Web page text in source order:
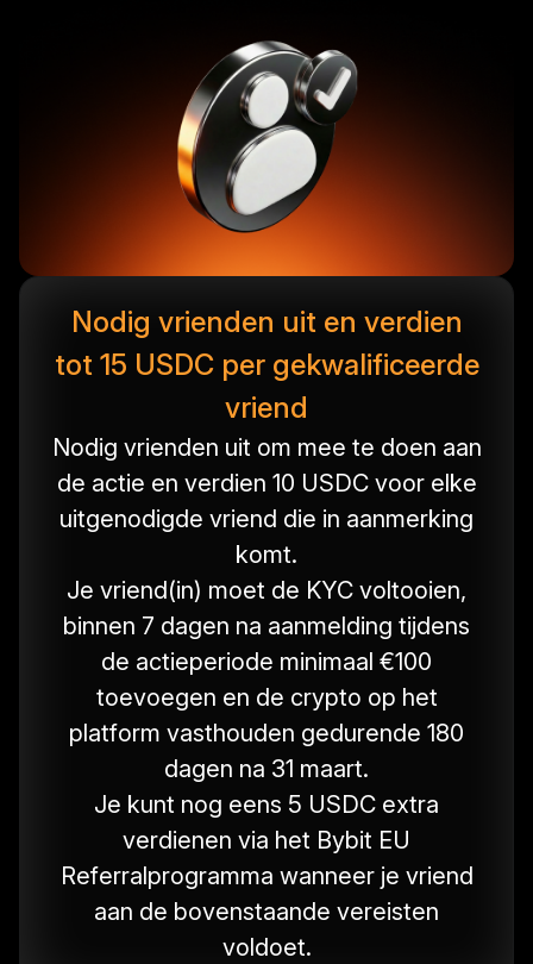
Nodig vrienden uit en verdien
tot 15 USDC per gekwalificeerde
vriend
Nodig vrienden uit om mee te doen aan
de actie en verdien 10 USDC voor elke
uitgenodigde vriend die in aanmerking
komt.
Je vriend(in) moet de KYC voltooien,
binnen 7 dagen na aanmelding tijdens
de actieperiode minimaal €100
toevoegen en de crypto op het
platform vasthouden gedurende 180
dagen na 31 maart.
Je kunt nog eens 5 USDC extra
verdienen via het Bybit EU
Referralprogramma wanneer je vriend
aan de bovenstaande vereisten
voldoet.